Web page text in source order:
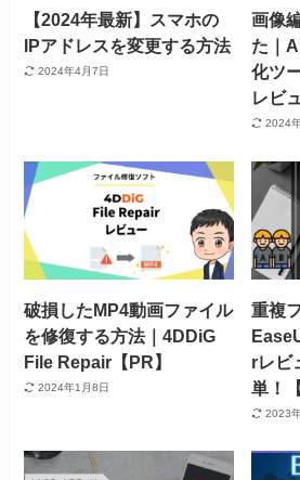
【2024年最新】スマホの
IPアドレスを変更する方法
2024年4月7日
画像
た｜
化ツ
レビ
2024
破損したMP4動画ファイル
を修復する方法｜4DDiG
File Repair【PR】
2024年1月8日
重複
rレビ
単！
2023